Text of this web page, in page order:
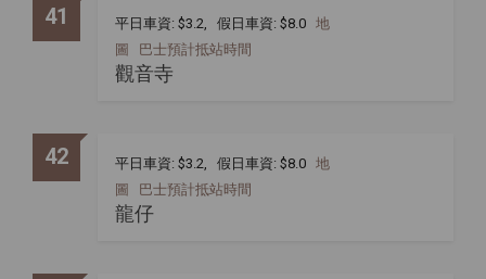
41 平日車資: $3.2, 假日車資: $8.0 地
圖
巴士預計抵站時間
觀音寺
42 平日車資: $3.2, 假日車資: $8.0 地
圖
巴士預計抵站時間
龍仔